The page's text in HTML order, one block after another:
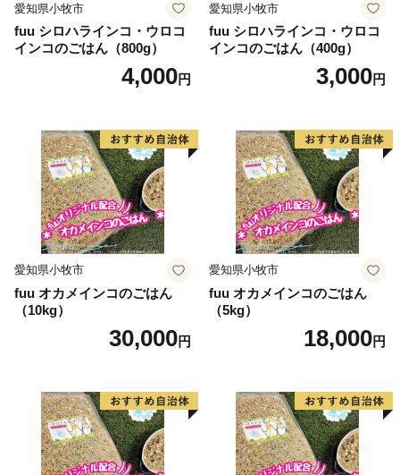
愛知県小牧市
fuu シロハラインコ・ウロコ
インコのごはん（800g）
4,000円
愛知県小牧市
fuu シロハラインコ・ウロコ
インコのごはん（400g）
3,000円
愛知県小牧市
fuu オカメインコのごはん
（10kg）
30,000円
愛知県小牧市
fuu オカメインコのごはん
（5kg）
18,000円